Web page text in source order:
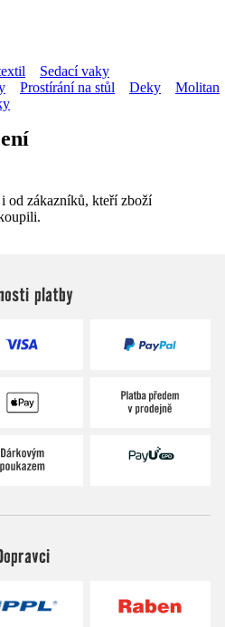
Sedací vaky
Prostírání na stůl Deky
Molitan
od zákazníků, kteří zboží
platby